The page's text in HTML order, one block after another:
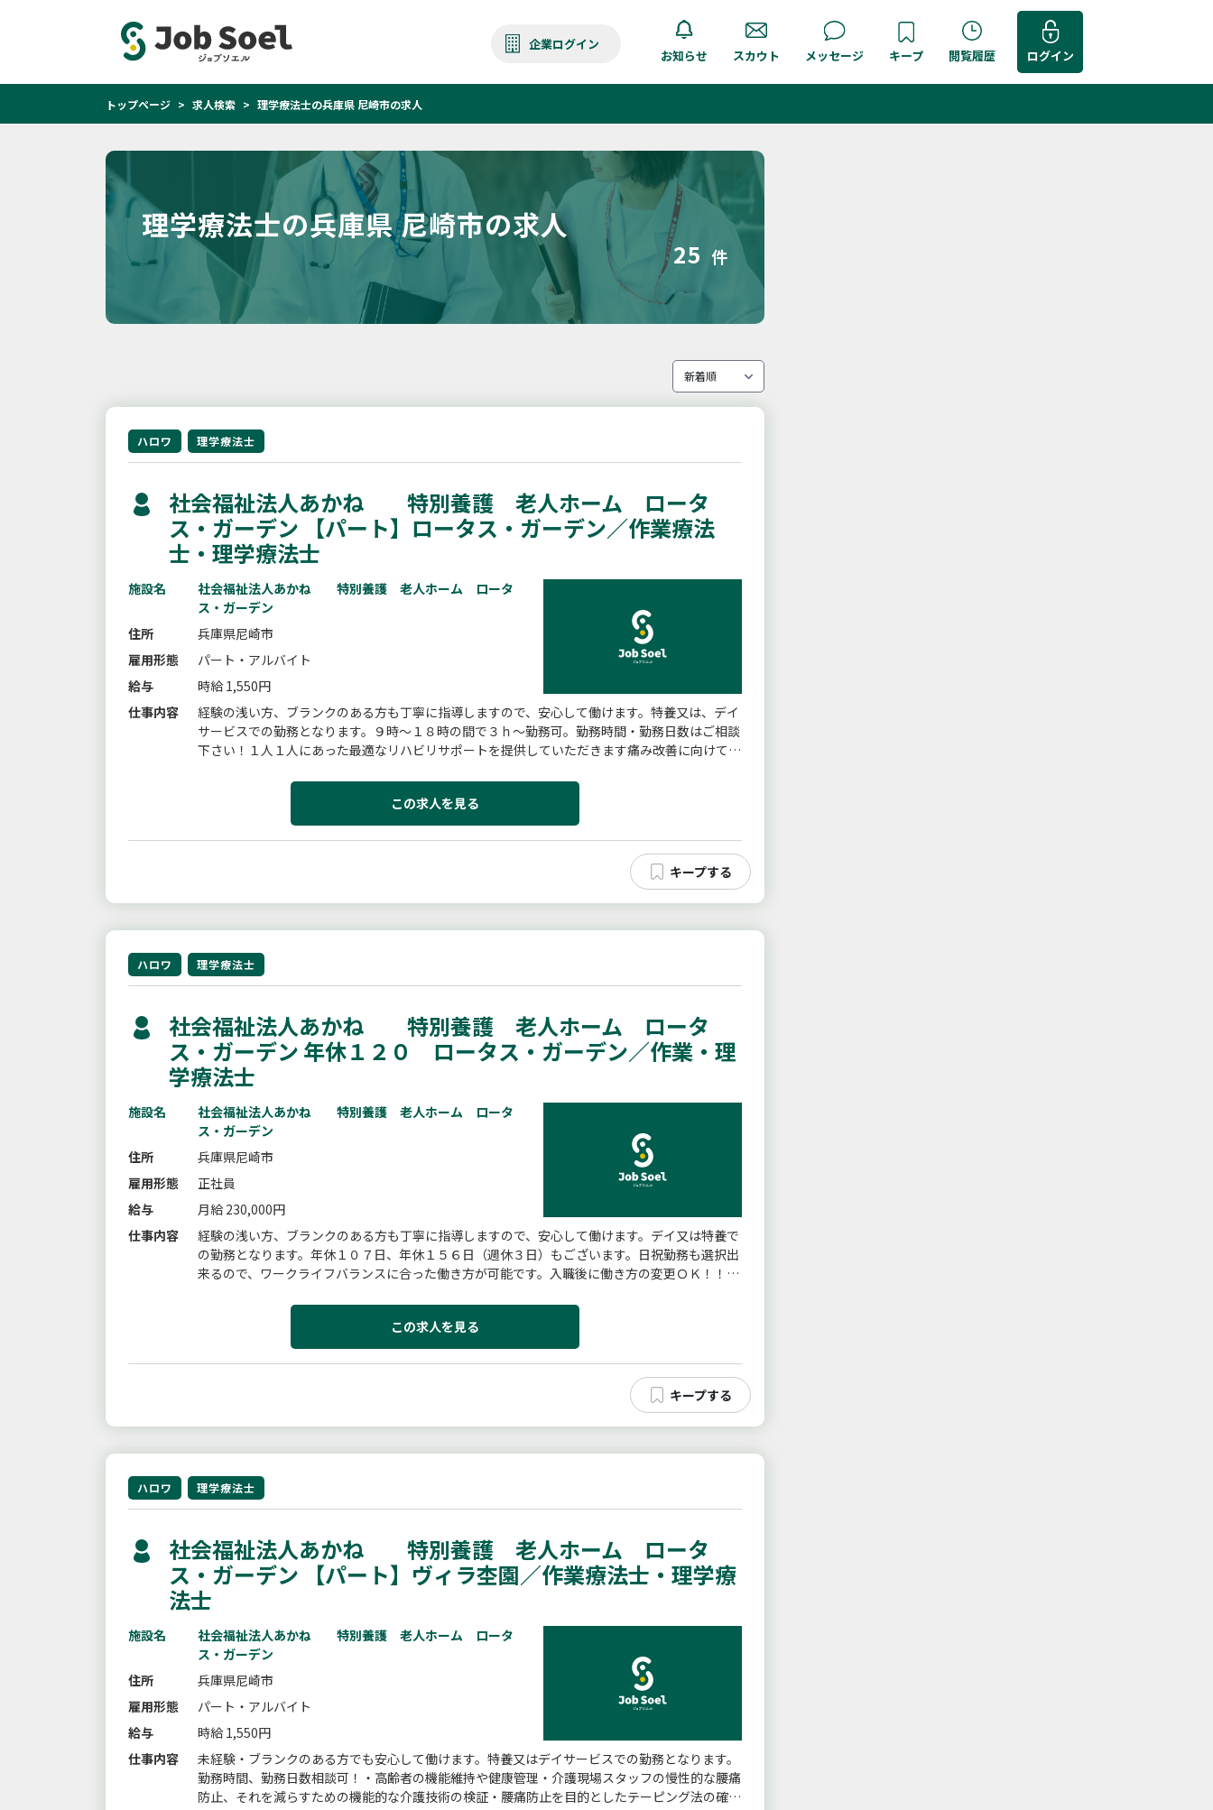
企業ログイン
お知らせ スカウト メッセージ キープ 閲覧履歴 ログイン
トップページ 求人検索 理学療法士の兵庫県 尼崎市の求人
理学療法士の兵庫県 尼崎市の求人
25 件
ハロワ 理学療法士
社会福祉法人あかね 特別養護 老人ホーム ロータ
ス・ガーデン 【パート】ロータス・ガーデン／作業療法
士・理学療法士
施設名
社会福祉法人あかね 特別養護 老人ホーム ロータ
ス・ガーデン
住所
兵庫県尼崎市
雇用形態
パート・アルバイト
給与
時給 1,550円
仕事内容
経験の浅い方、ブランクのある方も丁寧に指導しますので、安心して働けます。特養又は、デイ
サービスでの勤務となります。９時〜１８時の間で３ｈ〜勤務可。勤務時間・勤務日数はご相談
下さい！１人１人にあった最適なリハビリサポートを提供していただきます痛み改善に向けての
この求人を見る
ハロワ 理学療法士
社会福祉法人あかね 特別養護 老人ホーム ロータ
ス・ガーデン 年休１２０ ロータス・ガーデン／作業・理
学療法士
施設名
社会福祉法人あかね 特別養護 老人ホーム ロータ
ス・ガーデン
住所
兵庫県尼崎市
雇用形態
正社員
給与
月給 230,000円
仕事内容
経験の浅い方、ブランクのある方も丁寧に指導しますので、安心して働けます。デイ又は特養で
の勤務となります。年休１０７日、年休１５６日（週休３日）もございます。日祝勤務も選択出
来るので、ワークライフバランスに合った働き方が可能です。入職後に働き方の変更ＯＫ！！詳
この求人を見る
ハロワ 理学療法士
社会福祉法人あかね 特別養護 老人ホーム ロータ
ス・ガーデン 【パート】ヴィラ杢園／作業療法士・理学療
法士
施設名
社会福祉法人あかね 特別養護 老人ホーム ロータ
ス・ガーデン
住所
兵庫県尼崎市
雇用形態
パート・アルバイト
給与
時給 1,550円
仕事内容
未経験・ブランクのある方でも安心して働けます。特養又はデイサービスでの勤務となります。
勤務時間、勤務日数相談可！・高齢者の機能維持や健康管理・介護現場スタッフの慢性的な腰痛
防止、それを減らすための機能的な介護技術の検証・腰痛防止を目的としたテーピング法の確